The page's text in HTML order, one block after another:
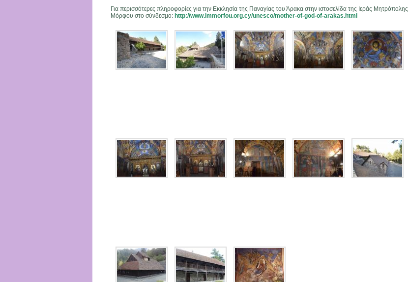
Για περισσότερες πληροφορίες για την Εκκλησία της Παναγίας του Άρακα στην ιστοσελίδα της Ιεράς Μητρόπολης
Μόρφου στο σύνδεσμο: http://www.immorfou.org.cy/unesco/mother-of-god-of-arakas.html